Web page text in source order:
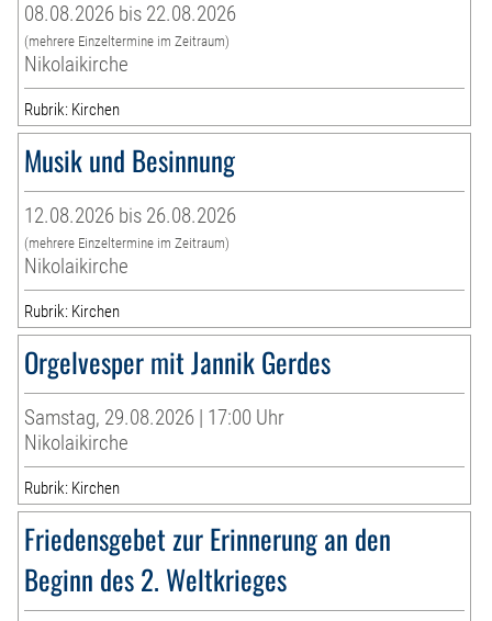
08.08.2026 bis 22.08.2026
(mehrere Einzeltermine im Zeitraum)
Nikolaikirche
Rubrik: Kirchen
Musik und Besinnung
12.08.2026 bis 26.08.2026
(mehrere Einzeltermine im Zeitraum)
Nikolaikirche
Rubrik: Kirchen
Orgelvesper mit Jannik Gerdes
Samstag, 29.08.2026 | 17:00 Uhr
Nikolaikirche
Rubrik: Kirchen
Friedensgebet zur Erinnerung an den
Beginn des 2. Weltkrieges